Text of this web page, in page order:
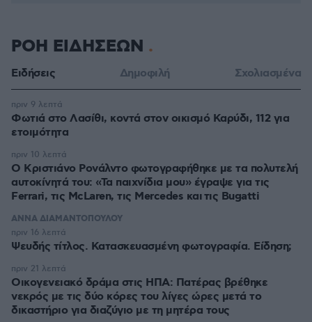
ΡΟΗ ΕΙΔΗΣΕΩΝ
Ειδήσεις Δημοφιλή Σχολιασμένα
Φωτιά στο Λασίθι, κοντά στον οικισμό Καρύδι, 112 για
ετοιμότητα
πριν 9 λεπτά
Ο Κριστιάνο Ρονάλντο φωτογραφήθηκε με τα πολυτελή
αυτοκίνητά του: «Τα παιχνίδια μου» έγραψε για τις
Ferrari, τις McLaren, τις Mercedes και τις Bugatti
πριν 10 λεπτά
ΑΝΝΑ ΔΙΑΜΑΝΤΟΠΟΥΛΟΥ
Ψευδής τίτλος. Κατασκευασμένη φωτογραφία. Είδηση;
πριν 16 λεπτά
Οικογενειακό δράμα στις ΗΠΑ: Πατέρας βρέθηκε
νεκρός με τις δύο κόρες του λίγες ώρες μετά το
δικαστήριο για διαζύγιο με τη μητέρα τους
πριν 21 λεπτά